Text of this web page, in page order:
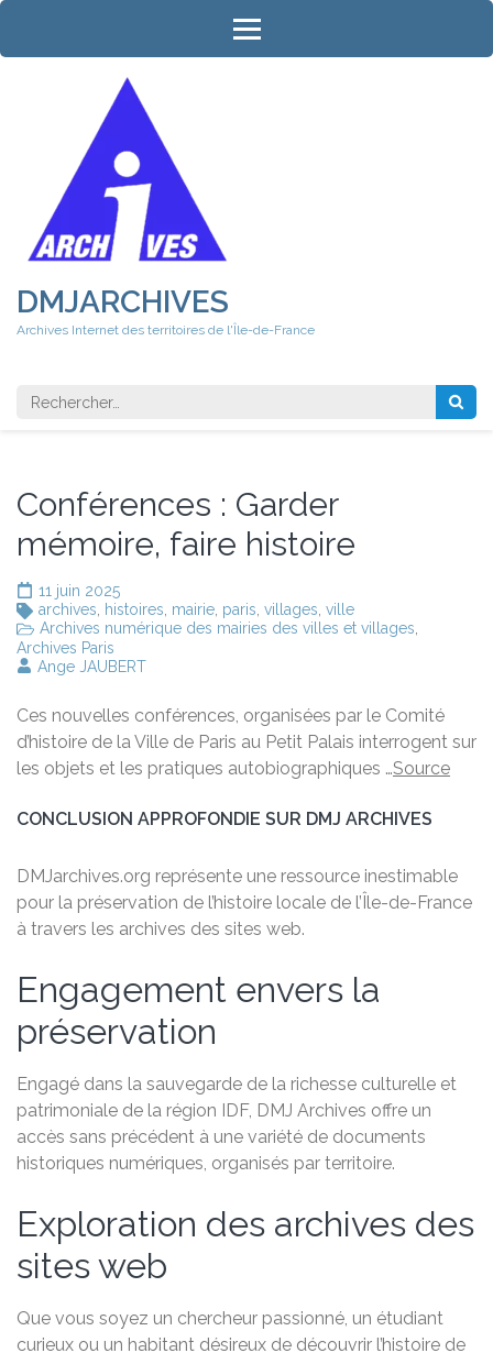
Aller
contenu
DMJARCHIVES
Archives Internet des territoires de l'Île-de-France
Rechercher
Conférences : Garder
mémoire, faire histoire
11 juin 2025
archives
histoires mairie paris villages ville
Archives numérique des mairies des villes et villages
Archives Paris
Ange JAUBERT
Ces nouvelles conférences, organisées par le Comité
d’histoire de la Ville de Paris au Petit Palais interrogent sur
les objets et les pratiques autobiographiques …Source
CONCLUSION APPROFONDIE SUR DMJ ARCHIVES
DMJarchives.org représente une ressource inestimable
pour la préservation de l’histoire locale de l’Île-de-France
à travers les archives des sites web.
Engagement envers la
préservation
Engagé dans la sauvegarde de la richesse culturelle et
patrimoniale de la région IDF, DMJ Archives offre un
accès sans précédent à une variété de documents
historiques numériques, organisés par territoire.
Exploration des archives des
sites web
Que vous soyez un chercheur passionné, un étudiant
curieux ou un habitant désireux de découvrir l’histoire de